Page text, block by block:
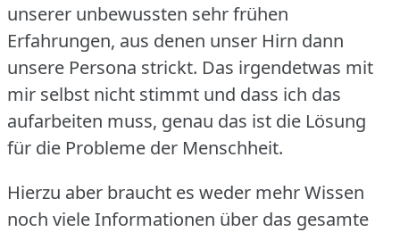
unserer unbewussten sehr frühen
Erfahrungen, aus denen unser Hirn dann
unsere Persona strickt. Das irgendetwas mit
mir selbst nicht stimmt und dass ich das
aufarbeiten muss, genau das ist die Lösung
für die Probleme der Menschheit.
Hierzu aber braucht es weder mehr Wissen
noch viele Informationen über das gesamte